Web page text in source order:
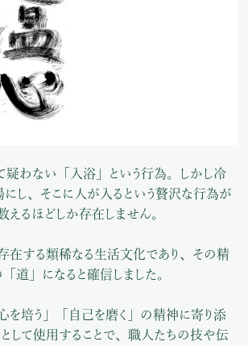
わない「入浴」という行為。しかし冷
し、そこに人が入るという贅沢な行為が
るほどしか存在しません。
在する類稀なる生活文化であり、その精
道」になると確信しました。
培う」「自己を磨く」の精神に寄り添
て使用することで、職人たちの技や伝